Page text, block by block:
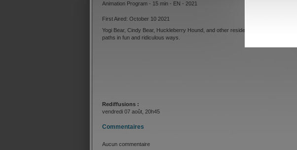
Animation Program - 15 min - EN - 2021
First Aired: October 10 2021
Yogi Bear, Cindy Bear, Huckleberry Hound, and other residents of Jellystone cross
paths in fun and ridiculous ways.
Rediffusions :
vendredi 07 août, 20h45
Commentaires
Aucun commentaire